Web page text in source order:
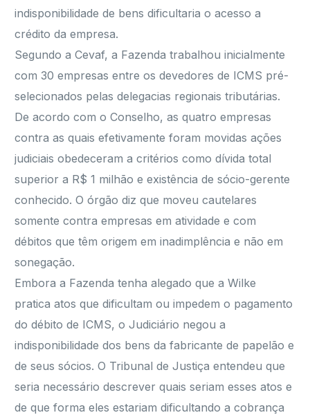
indisponibilidade de bens dificultaria o acesso a
crédito da empresa.
Segundo a Cevaf, a Fazenda trabalhou inicialmente
com 30 empresas entre os devedores de ICMS pré-
selecionados pelas delegacias regionais tributárias.
De acordo com o Conselho, as quatro empresas
contra as quais efetivamente foram movidas ações
judiciais obedeceram a critérios como dívida total
superior a R$ 1 milhão e existência de sócio-gerente
conhecido. O órgão diz que moveu cautelares
somente contra empresas em atividade e com
débitos que têm origem em inadimplência e não em
sonegação.
Embora a Fazenda tenha alegado que a Wilke
pratica atos que dificultam ou impedem o pagamento
do débito de ICMS, o Judiciário negou a
indisponibilidade dos bens da fabricante de papelão e
de seus sócios. O Tribunal de Justiça entendeu que
seria necessário descrever quais seriam esses atos e
de que forma eles estariam dificultando a cobrança